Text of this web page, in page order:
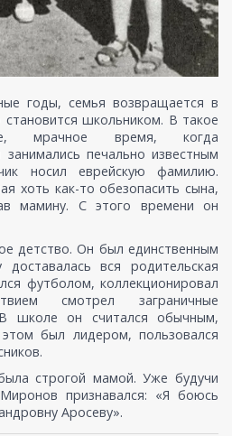
годы, семья возвращается в
школьником. В такое
мрачное время, когда
занимались печально известным
носил еврейскую фамилию.
хоть как-то обезопасить сына,
мамину. С этого времени он
детство. Он был единственным
вся родительская
футболом, коллекционировал
смотрел заграничные
школе он считался обычным,
был лидером, пользовался
строгой мамой. Уже будучи
признавался: «Я боюсь
Аросеву».